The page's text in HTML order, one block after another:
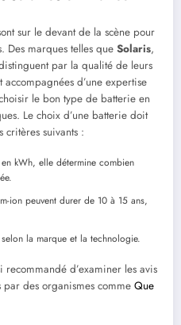
sur le devant de la scène pour
Des marques telles que Solaris,
par la qualité de leurs
d’une expertise
le bon type de batterie en
Le choix d’une batterie doit
suivants :
kWh, elle détermine combien
ion peuvent durer de 10 à 15 ans,
la marque et la technologie.
recommandé d’examiner les avis
par des organismes comme Que